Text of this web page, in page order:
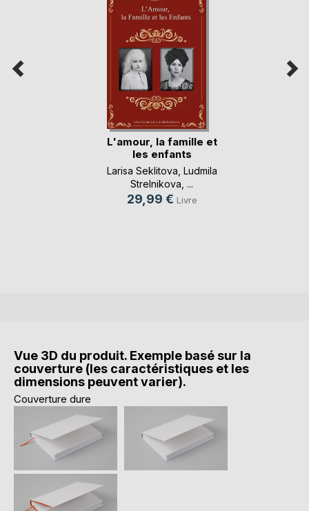
L'amour, la famille et
les enfants
Larisa Seklitova Ludmila
Strelnikova , ...
29,99 € Livre
Vue 3D du produit. Exemple basé sur la
couverture (les caractéristiques et les
dimensions peuvent varier).
Couverture dure